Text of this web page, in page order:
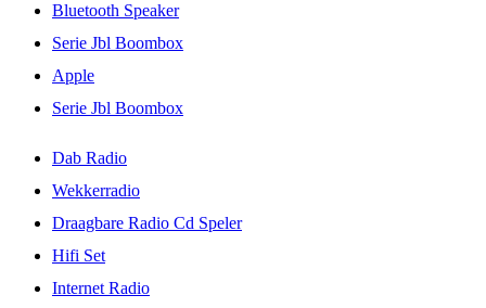
Bluetooth Speaker
Serie Jbl Boombox
Apple
Serie Jbl Boombox
Dab Radio
Wekkerradio
Draagbare Radio Cd Speler
Hifi Set
Internet Radio